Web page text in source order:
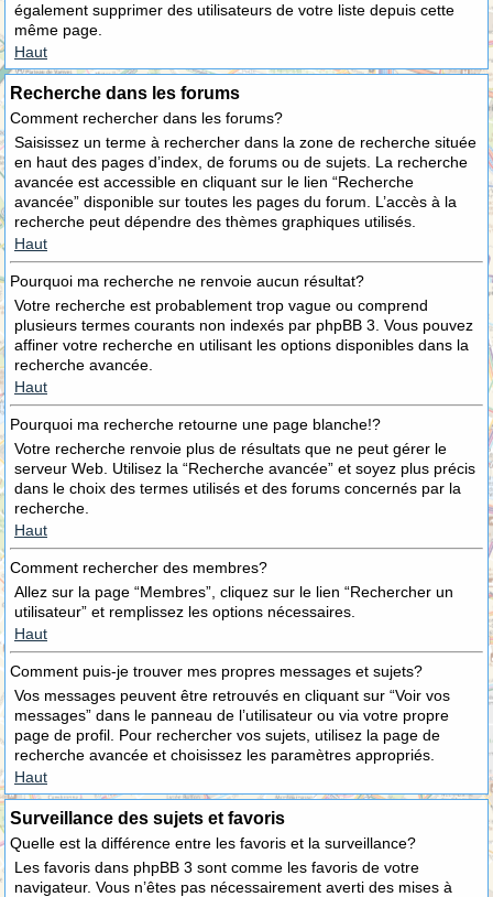
également supprimer des utilisateurs de votre liste depuis cette
même page.
Haut
Recherche dans les forums
Comment rechercher dans les forums?
Saisissez un terme à rechercher dans la zone de recherche située
en haut des pages d’index, de forums ou de sujets. La recherche
avancée est accessible en cliquant sur le lien “Recherche
avancée” disponible sur toutes les pages du forum. L’accès à la
recherche peut dépendre des thèmes graphiques utilisés.
Haut
Pourquoi ma recherche ne renvoie aucun résultat?
Votre recherche est probablement trop vague ou comprend
plusieurs termes courants non indexés par phpBB 3. Vous pouvez
affiner votre recherche en utilisant les options disponibles dans la
recherche avancée.
Haut
Pourquoi ma recherche retourne une page blanche!?
Votre recherche renvoie plus de résultats que ne peut gérer le
serveur Web. Utilisez la “Recherche avancée” et soyez plus précis
dans le choix des termes utilisés et des forums concernés par la
recherche.
Haut
Comment rechercher des membres?
Allez sur la page “Membres”, cliquez sur le lien “Rechercher un
utilisateur” et remplissez les options nécessaires.
Haut
Comment puis-je trouver mes propres messages et sujets?
Vos messages peuvent être retrouvés en cliquant sur “Voir vos
messages” dans le panneau de l’utilisateur ou via votre propre
page de profil. Pour rechercher vos sujets, utilisez la page de
recherche avancée et choisissez les paramètres appropriés.
Haut
Surveillance des sujets et favoris
Quelle est la différence entre les favoris et la surveillance?
Les favoris dans phpBB 3 sont comme les favoris de votre
navigateur. Vous n’êtes pas nécessairement averti des mises à